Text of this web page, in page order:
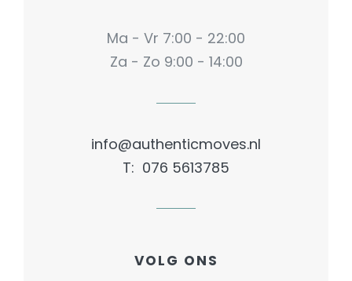
Ma - Vr 7:00 - 22:00
Za - Zo 9:00 - 14:00
info@authenticmoves.nl
T: 076 5613785
VOLG ONS